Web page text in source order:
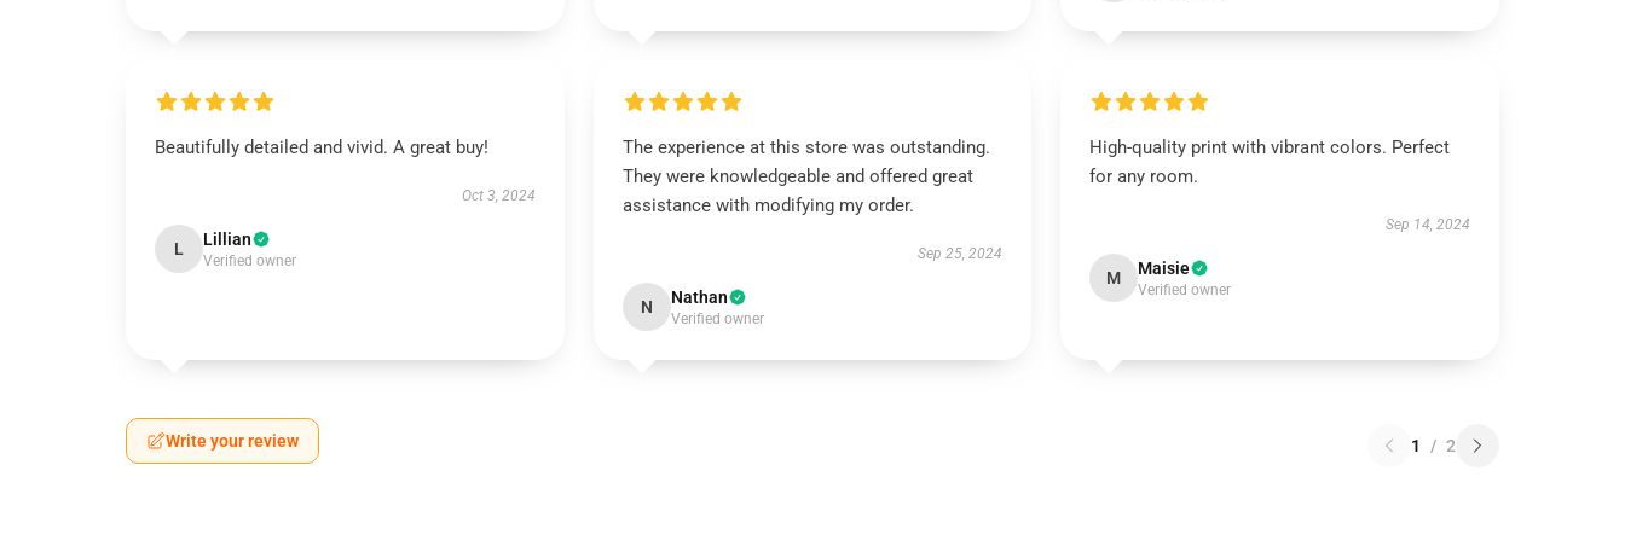
Beautifully detailed and vivid. A great buy!
Oct 3, 2024
L Lillian
Verified owner
The experience at this store was outstanding.
They were knowledgeable and offered great
assistance with modifying my order.
Sep 25, 2024
N Nathan
Verified owner
High-quality print with vibrant colors. Perfect
for any room.
Sep 14, 2024
M Maisie
Verified owner
Write your review 1 / 2